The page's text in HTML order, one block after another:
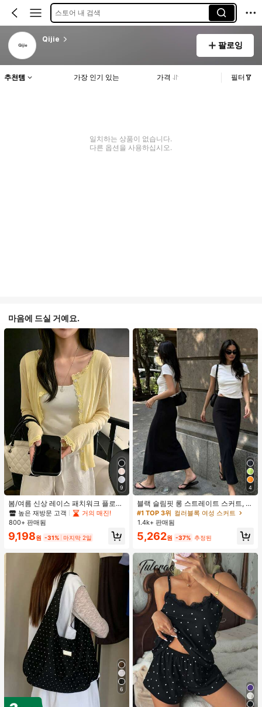
스토어 내 검색
Qijie
팔로잉
추천템 가장 인기 있는 가격 필터
일치하는 상품이 없습니다.
다른 옵션을 사용하십시오.
마음에 드실 거예요.
9
봄/여름 신상 레이스 패치워크 플로럴
트림 소프트 니트 가디건 경량 재킷 탑
여성용, 코티지코어 옐로우
높은 재방문 고객
거의 매진!
800+ 판매됨
9,198원 -31% 마지막 2일
6
4
블랙 슬림핏 롱 스트레이트 스커트, 여
성 패션 폴리에스터 캐주얼 파티 스커
트, 다용도 및 귀여운, 일상 착용에 적
합, 여름 휴가. 해변, 음악 축제 및 여름
휴가에 완벽, 90년대
#1 TOP 3위 컬러블록 여성 스커트
1.4k+ 판매됨
5,262원 -37% 추정된